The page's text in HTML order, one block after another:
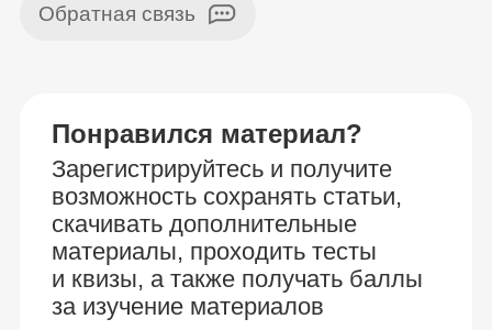
Обратная связь
Понравился материал?
Зарегистрируйтесь и получите
возможность сохранять статьи,
скачивать дополнительные
материалы, проходить тесты
и квизы, а также получать баллы
за изучение материалов